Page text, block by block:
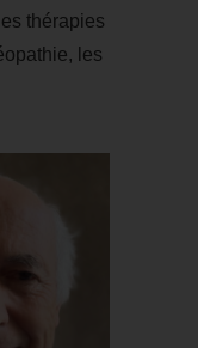
thérapies
les